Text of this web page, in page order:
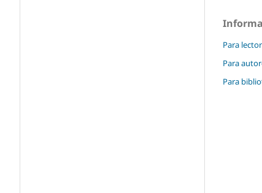
Para
Para
Para